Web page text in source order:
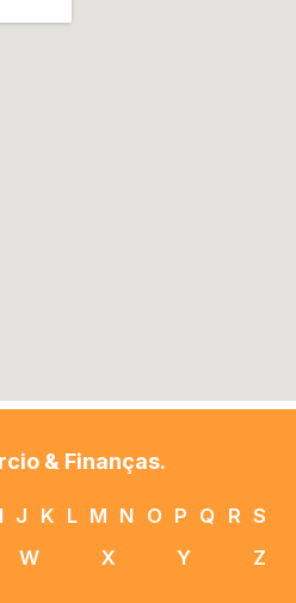
& Finanças.
I J K L M N O P Q R S
W X Y Z